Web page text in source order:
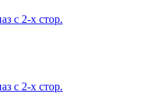
с 2-х стор.
с 2-х стор.